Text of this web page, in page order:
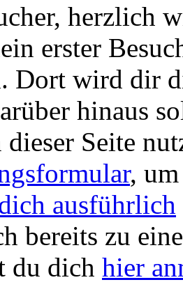
herzlich
erster
Dort wird dir
hinaus
Seite
,
ausführlich
bereits zu
du dich hier